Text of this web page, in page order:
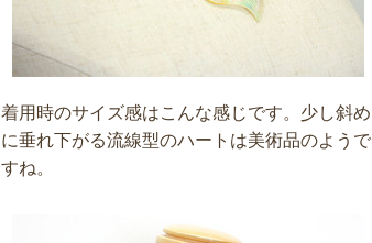
着用時のサイズ感はこんな感じです。少し斜め
に垂れ下がる流線型のハートは美術品のようで
すね。